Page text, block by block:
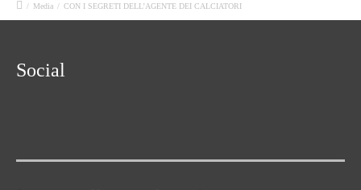
/ Media / CON I SEGRETI DELL’AGENTE DEI CALCIATORI
Social